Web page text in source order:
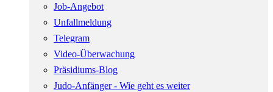
Job-Angebot
Unfallmeldung
Telegram
Video-Überwachung
Präsidiums-Blog
Judo-Anfänger - Wie geht es weiter